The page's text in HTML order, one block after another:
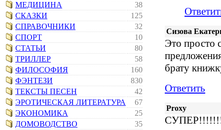
МЕДИЦИНА
38
СКАЗКИ
125
СПРАВОЧНИКИ
32
СПОРТ
10
СТАТЬИ
80
ТРИЛЛЕР
58
ФИЛОСОФИЯ
160
ФЭНТЕЗИ
830
ТЕКСТЫ ПЕСЕН
42
ЭРОТИЧЕСКАЯ ЛИТЕРАТУРА
67
ЭКОНОМИКА
25
ДОМОВОДСТВО
35
Сизова
Это просто
брату
Ответить
Proxy